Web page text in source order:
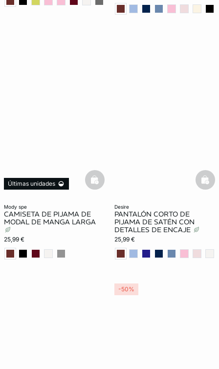
mody spe
CAMISETA DE PIJAMA DE
MODAL DE MANGA LARGA
25,99 €
Últimas unidades basketfull
desire
PANTALÓN CORTO DE
PIJAMA DE SATÉN CON
DETALLES DE ENCAJE
25,99 €
-50%